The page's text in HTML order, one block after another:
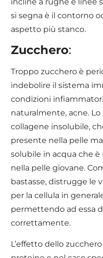
si segna è il contorno
aspetto più stanco.
Zucchero:
Troppo zucchero è
indebolire il sistema
condizioni
naturalmente, acne.
collagene insolubile,
presente nella pelle
solubile in acqua che
nella pelle giovane.
bastasse, distrugge le
per la cellula in
permettendo ad essa
correttamente.
L’effetto dello